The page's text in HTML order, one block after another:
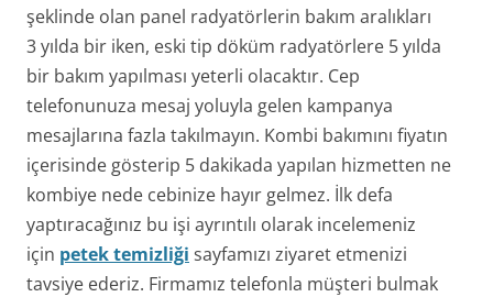
şeklinde olan panel radyatörlerin bakım aralıkları
3 yılda bir iken, eski tip döküm radyatörlere 5 yılda
bir bakım yapılması yeterli olacaktır. Cep
telefonunuza mesaj yoluyla gelen kampanya
mesajlarına fazla takılmayın. Kombi bakımını fiyatın
içerisinde gösterip 5 dakikada yapılan hizmetten ne
kombiye nede cebinize hayır gelmez. İlk defa
yaptıracağınız bu işi ayrıntılı olarak incelemeniz
için petek temizliği sayfamızı ziyaret etmenizi
tavsiye ederiz. Firmamız telefonla müşteri bulmak